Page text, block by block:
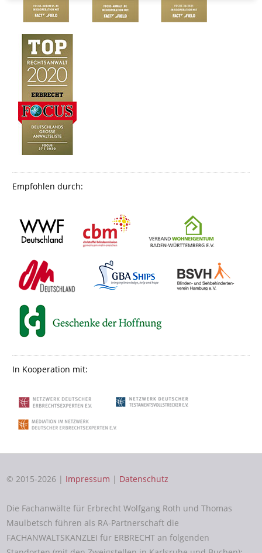
Empfohlen durch:
In Kooperation mit:
© 2015-2026 | Impressum | Datenschutz
Die Fachanwälte für Erbrecht Wolfgang Roth und Thomas
Maulbetsch führen als RA-Partnerschaft die
FACHANWALTSKANZLEI für ERBRECHT an folgenden